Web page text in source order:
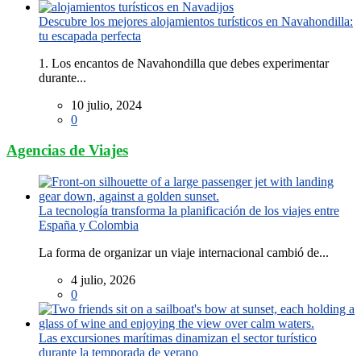
Descubre los mejores alojamientos turísticos en Navahondilla:
tu escapada perfecta
1. Los encantos de Navahondilla que debes experimentar
durante...
10 julio, 2024
0
Agencias de Viajes
La tecnología transforma la planificación de los viajes entre
España y Colombia
La forma de organizar un viaje internacional cambió de...
4 julio, 2026
0
Las excursiones marítimas dinamizan el sector turístico
durante la temporada de verano